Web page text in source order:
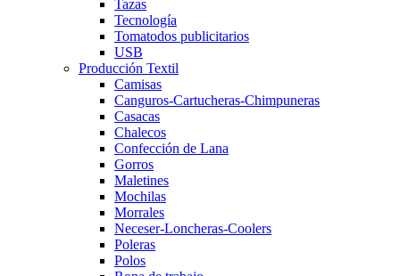
Tazas
Tecnología
Tomatodos publicitarios
USB
Producción Textil
Camisas
Canguros-Cartucheras-Chimpuneras
Casacas
Chalecos
Confección de Lana
Gorros
Maletines
Mochilas
Morrales
Neceser-Loncheras-Coolers
Poleras
Polos